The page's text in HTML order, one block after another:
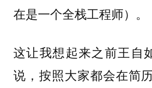
在是一个全栈工程师）。
这让我想起来之前王自
说，按照大家都会在简